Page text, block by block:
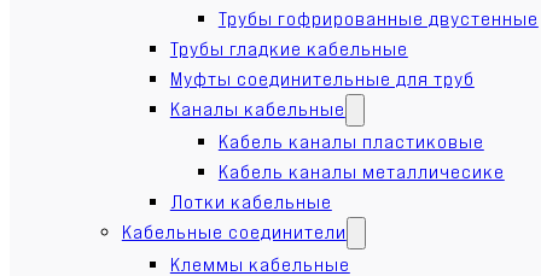
Трубы гофрированные двустенные
Трубы гладкие кабельные
Муфты соединительные для труб
Каналы кабельные
Кабель каналы пластиковые
Кабель каналы металличесике
Лотки кабельные
Кабельные соединители
Клеммы кабельные